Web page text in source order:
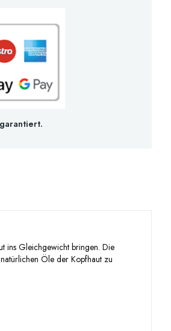
ins Gleichgewicht bringen. Die
Öle der Kopfhaut zu